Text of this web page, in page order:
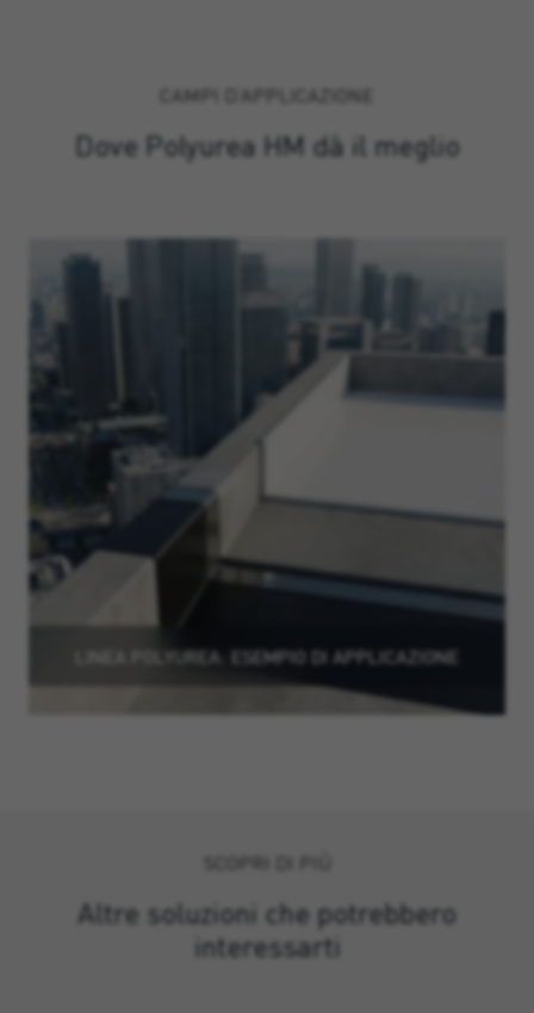
CAMPI D’APPLICAZIONE
Dove Polyurea HM dà il meglio
LINEA POLYUREA: ESEMPIO DI APPLICAZIONE
Altre soluzioni che potrebbero
interessarti